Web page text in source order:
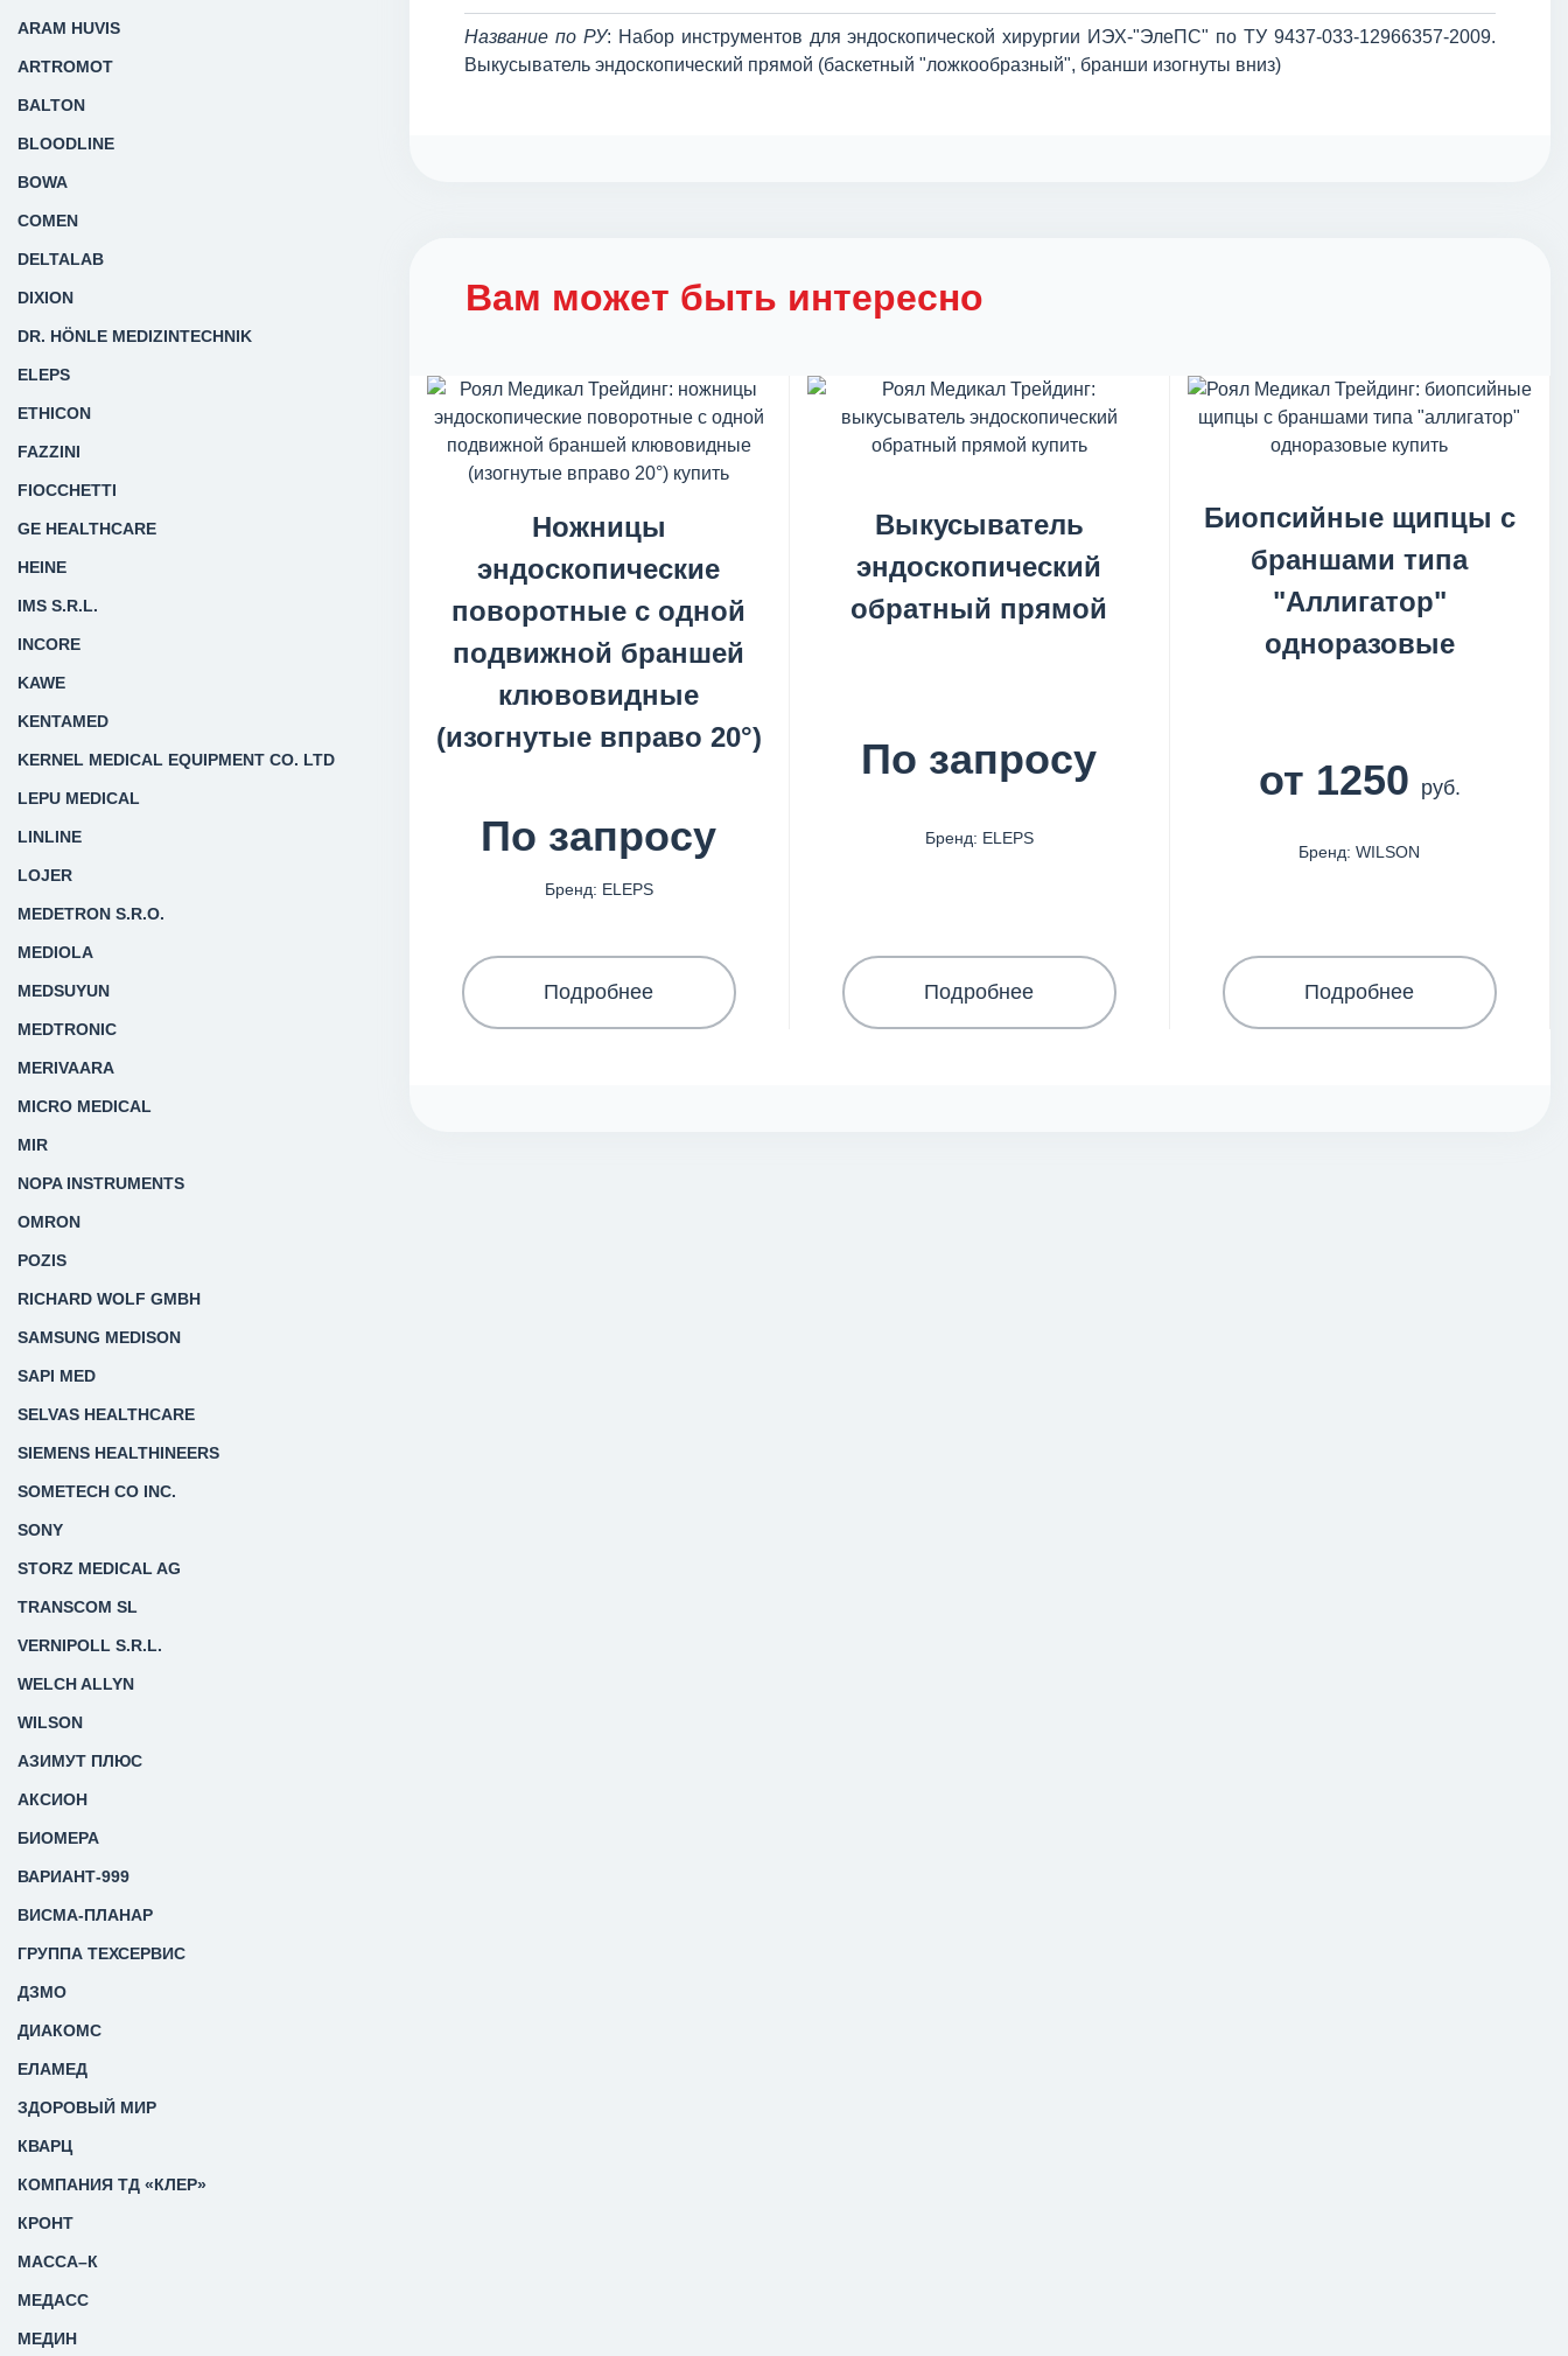
ARAM HUVIS
ARTROMOT
BALTON
BLOODLINE
BOWA
COMEN
DELTALAB
DIXION
DR. HÖNLE MEDIZINTECHNIK
ELEPS
ETHICON
FAZZINI
FIOCCHETTI
GE HEALTHCARE
HEINE
IMS S.R.L.
INCORE
KAWE
KENTAMED
KERNEL MEDICAL EQUIPMENT CO. LTD
LEPU MEDICAL
LINLINE
LOJER
MEDETRON S.R.O.
MEDIOLA
MEDSUYUN
MEDTRONIC
MERIVAARA
MICRO MEDICAL
MIR
NOPA INSTRUMENTS
OMRON
POZIS
RICHARD WOLF GMBH
SAMSUNG MEDISON
SAPI MED
SELVAS HEALTHCARE
SIEMENS HEALTHINEERS
SOMETECH CO INC.
SONY
STORZ MEDICAL AG
TRANSCOM SL
VERNIPOLL S.R.L.
WELCH ALLYN
WILSON
АЗИМУТ ПЛЮС
АКСИОН
БИОМЕРА
ВАРИАНТ-999
ВИСМА-ПЛАНАР
ГРУППА ТЕХСЕРВИС
ДЗМО
ДИАКОМС
ЕЛАМЕД
ЗДОРОВЫЙ МИР
КВАРЦ
КОМПАНИЯ ТД «КЛЕР»
КРОНТ
МАССА–К
МЕДАСС
МЕДИН
Название по РУ: Набор инструментов для эндоскопической хирургии ИЭХ-"ЭлеПС" по ТУ 9437-033-12966357-2009.
Выкусыватель эндоскопический прямой (баскетный "ложкообразный", бранши изогнуты вниз)
Вам может быть интересно
Ножницы
эндоскопические
поворотные с одной
подвижной браншей
клювовидные
(изогнутые вправо 20°)
По запросу
Бренд: ELEPS
Подробнее
Выкусыватель
эндоскопический
обратный прямой
По запросу
Бренд: ELEPS
Подробнее
Биопсийные щипцы с
браншами типа
"Аллигатор"
одноразовые
от 1250 руб.
Бренд: WILSON
Подробнее